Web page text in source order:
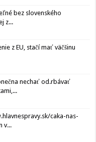
bez slovenského
z...
z EU, stačí mať väčšinu
nechať od.rbávať
caka-nas-
v...